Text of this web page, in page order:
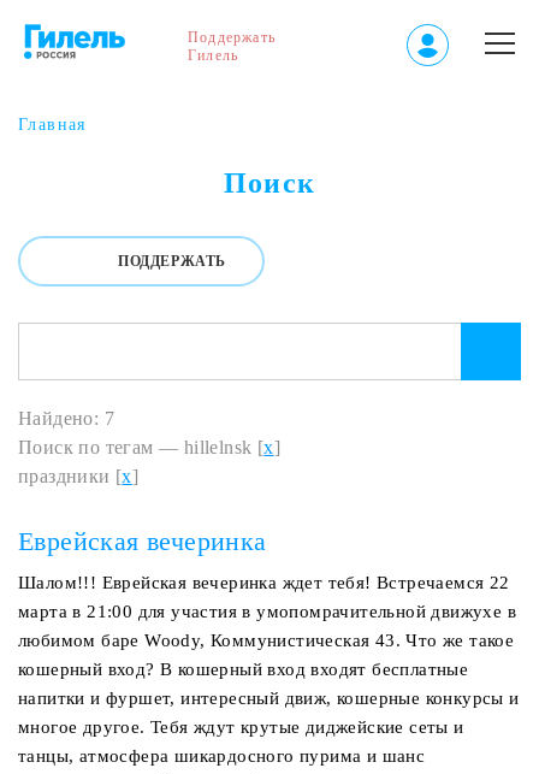
Поддержать
Гилель
Главная
Поиск
ПОДДЕРЖАТЬ
Найдено: 7
Поиск по тегам — hillelnsk [x]
праздники [x]
Еврейская вечеринка
Шалом!!! Еврейская вечеринка ждет тебя! Встречаемся 22
марта в 21:00 для участия в умопомрачительной движухе в
любимом баре Woody, Коммунистическая 43. Что же такое
кошерный вход? В кошерный вход входят бесплатные
напитки и фуршет, интересный движ, кошерные конкурсы и
многое другое. Тебя ждут крутые диджейские сеты и
танцы, атмосфера шикардосного пурима и шанс